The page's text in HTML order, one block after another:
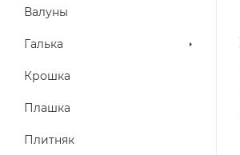
Валуны
Галька
Крошка
Плашка
Плитняк